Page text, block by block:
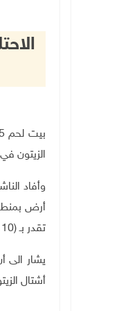
الزيتون
وأفاد
أرض
تقدر بـ (10 دونمات) تعود لعائلة عوينة، كذلك منعهم من استصلاحها مستقبلا.
يشار الى
أشتال